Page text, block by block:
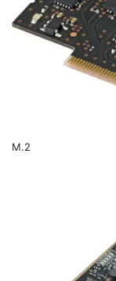
M.2